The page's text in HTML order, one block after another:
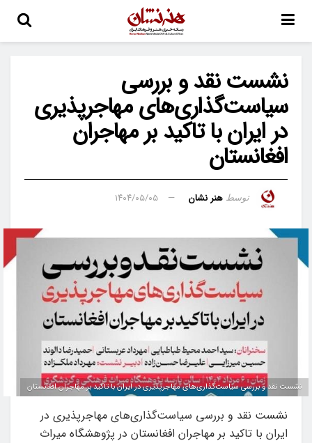
نشست نقد و بررسی
سیاست‌گذاری‌های مهاجرپذیری
در ایران با تاکید بر مهاجران
افغانستان
توسط هنر نشان ۱۴۰۴/۰۵/۰۵
نشست نقد و بررسی سیاست‌گذاری‌های مهاجرپذیری در ایران با تاکید بر مهاجران افغانستان
نشست نقد و بررسی سیاست‌گذاری‌های مهاجرپذیری در
ایران با تاکید بر مهاجران افغانستان در پژوهشگاه میراث